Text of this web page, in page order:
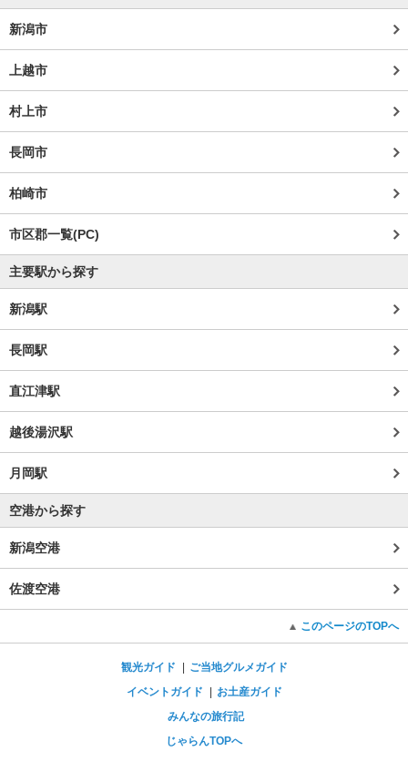
新潟市
上越市
村上市
長岡市
柏崎市
市区郡一覧(PC)
主要駅から探す
新潟駅
長岡駅
直江津駅
越後湯沢駅
月岡駅
空港から探す
新潟空港
佐渡空港
このページのTOPへ
観光ガイド
ご当地グルメガイド
イベントガイド
お土産ガイド
みんなの旅行記
じゃらんTOPへ